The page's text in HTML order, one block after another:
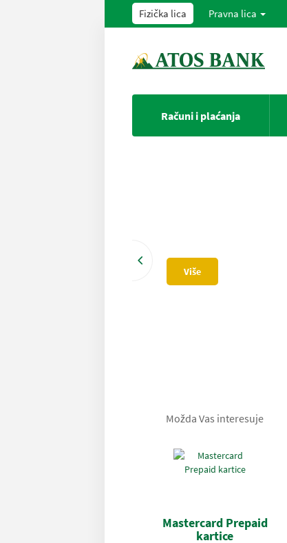
Fizička lica Pravna lica
Računi i plaćanja
Više
Možda Vas interesuje
Mastercard Prepaid
kartice